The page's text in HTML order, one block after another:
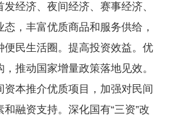
经济、夜间经济、赛事经济、
，丰富优质商品和服务供给，
便民生活圈。提高投资效益。优
推动国家增量政策落地见效。
资本推介优质项目，加强对民间
融资支持。深化国有“三资”改